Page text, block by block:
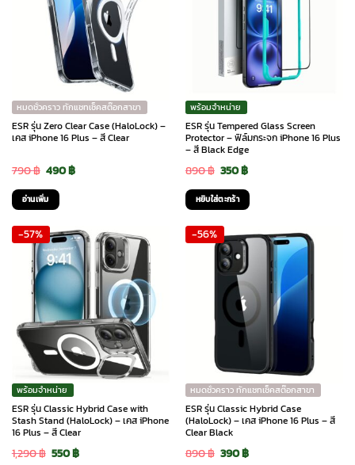
หมดชั่วคราว ทักแชทเช็คสต๊อกสาขา
ESR รุ่น Zero Clear Case (HaloLock) –
เคส iPhone 16 Plus – สี Clear
790฿ Original
price
was:
790 ฿.
490฿Current
490 ฿.
อ่านเพิ่ม
พร้อมจำหน่าย
ESR รุ่น Tempered Glass Screen
Protector – ฟิล์มกระจก iPhone 16 Plus
– สี Black Edge
890฿ Original
price
was:
890 ฿.
350฿Current
price
is:
350 ฿.
หยิบใส่ตะกร้า
-57%
พร้อมจำหน่าย
ESR รุ่น Classic Hybrid Case with
Stash Stand (HaloLock) – เคส iPhone
16 Plus – สี Clear
1,290฿ Original
550฿Current
-56%
หมดชั่วคราว ทักแชทเช็คสต๊อกสาขา
ESR รุ่น Classic Hybrid Case
(HaloLock) – เคส iPhone 16 Plus – สี
Clear Black
890฿ Original
390฿Current